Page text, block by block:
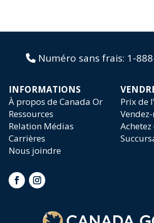
Numéro sans frais: 1-
INFORMATIONS
À propos de Canada Or
Prix de
Ressources
Relation Médias
Achetez
Carrières
Nous joindre